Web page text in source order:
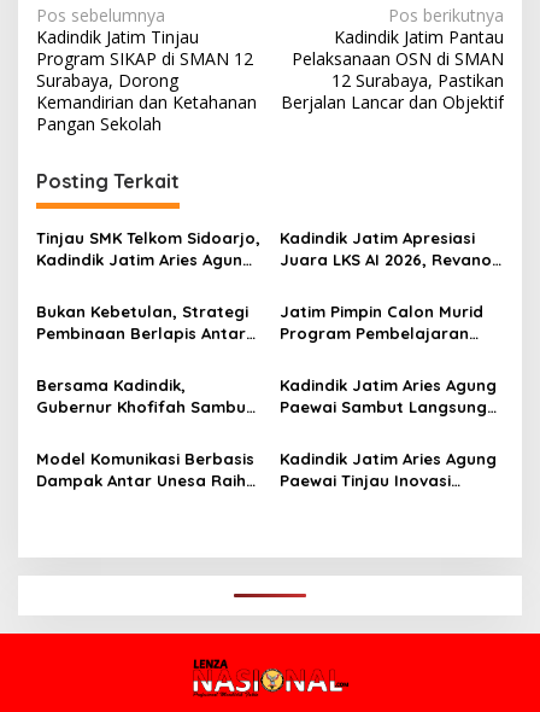
N
a
v
i
a
s
i
o
Pos sebelumnya
Kadindik Jatim Tinjau
Program SIKAP di SMAN 12
Surabaya, Dorong
Kemandirian dan Ketahanan
Pangan Sekolah
Pos berikutnya
Kadindik Jatim Pantau
Pelaksanaan OSN di SMAN
12 Surabaya, Pastikan
Berjalan Lancar dan Objektif
Posting Terkait
Tinjau SMK Telkom Sidoarjo,
Kadindik Jatim Aries Agung
Representatif Tingkatkan
Kualitas Pembelajaran
Kadindik Jatim Apresiasi
Juara LKS AI 2026, Revano
dari Gubernur Khofifah
Bukan Kebetulan, Strategi
Pembinaan Berlapis Antar
Juara Umum LKS Nasional
Jatim Pimpin Calon Murid
Program Pembelajaran
ATS Lolos Verifikasi dan
Siap Belajar
Bersama Kadindik,
Gubernur Khofifah Sambut
Umum LKS Dikmen Nasional
2026 di Grahadi
Kadindik Jatim Aries Agung
Paewai Sambut Langsung
Dikmen Nasional 2026 di
Pasar Turi
Model Komunikasi Berbasis
Dampak Antar Unesa Raih
Kadindik Jatim Aries Agung
Paewai Tinjau Inovasi